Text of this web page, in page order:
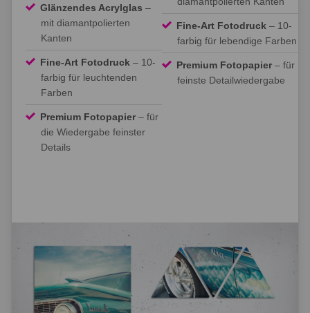
Glänzendes Acrylglas –
mit diamantpolierten
Kanten
Fine-Art Fotodruck – 10-
farbig für leuchtenden
Farben
Premium Fotopapier – für
die Wiedergabe feinster
Details
Fine-Art Fotodruck – 10-
farbig für lebendige Farben
Premium Fotopapier – für
feinste Detailwiedergabe